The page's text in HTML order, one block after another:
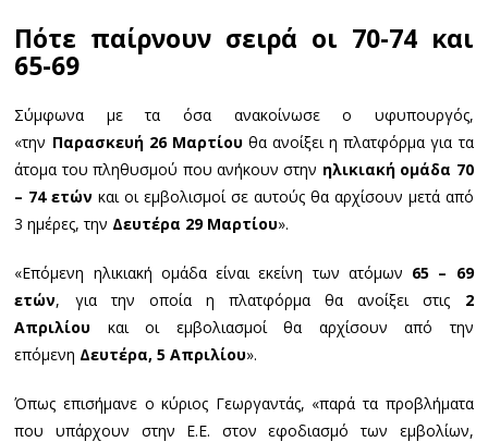
Πότε παίρνουν σειρά οι 70-74 και
65-69
Σύμφωνα με τα όσα ανακοίνωσε ο υφυπουργός,
«την Παρασκευή 26 Μαρτίουθα ανοίξει η πλατφόρμα για τα
άτομα του πληθυσμού που ανήκουν στην ηλικιακή ομάδα 70
– 74 ετώνκαι οι εμβολισμοί σε αυτούς θα αρχίσουν μετά από
3 ημέρες, την Δευτέρα 29 Μαρτίου».
«Επόμενη ηλικιακή ομάδα είναι εκείνη των ατόμων 65 – 69
ετών, για την οποία η πλατφόρμα θα ανοίξει στις 2
Απριλίου και οι εμβολιασμοί θα αρχίσουν από την
επόμενη Δευτέρα, 5 Απριλίου».
Όπως επισήμανε ο κύριος Γεωργαντάς, «παρά τα προβλήματα
που υπάρχουν στην Ε.Ε. στον εφοδιασμό των εμβολίων,